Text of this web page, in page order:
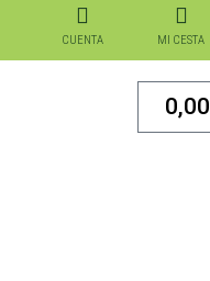
CUENTA MI CESTA
0,00